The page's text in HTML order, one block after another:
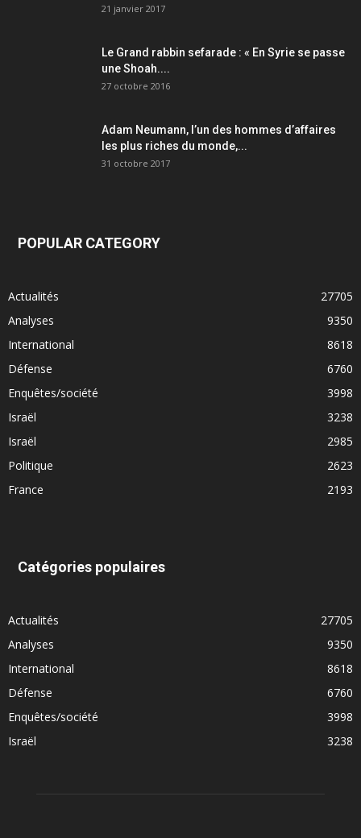
21 janvier 2017
Le Grand rabbin sefarade : « En Syrie se passe
une Shoah....
27 octobre 2016
Adam Neumann, l’un des hommes d’affaires
les plus riches du monde,...
31 octobre 2017
POPULAR CATEGORY
Actualités
27705
Analyses
9350
International
8618
Défense
6760
Enquêtes/société
3998
Israël
3238
Israël
2985
Politique
2623
France
2193
Catégories populaires
Actualités
27705
Analyses
9350
International
8618
Défense
6760
Enquêtes/société
3998
Israël
3238